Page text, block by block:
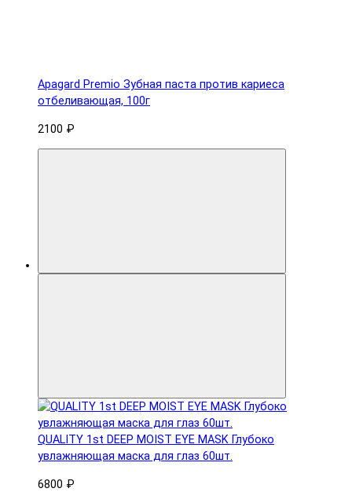
Apagard Premio Зубная паста против кариеса
отбеливающая, 100г
2100 ₽
QUALITY 1st DEEP MOIST EYE MASK Глубоко
увлажняющая маска для глаз 60шт.
6800 ₽